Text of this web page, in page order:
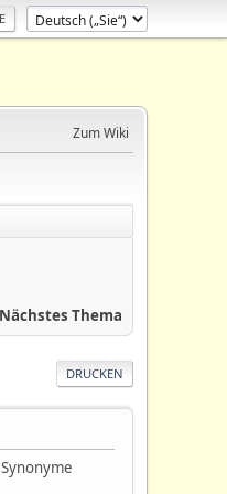
Zum Wiki
Nächstes Thema
DRUCKEN